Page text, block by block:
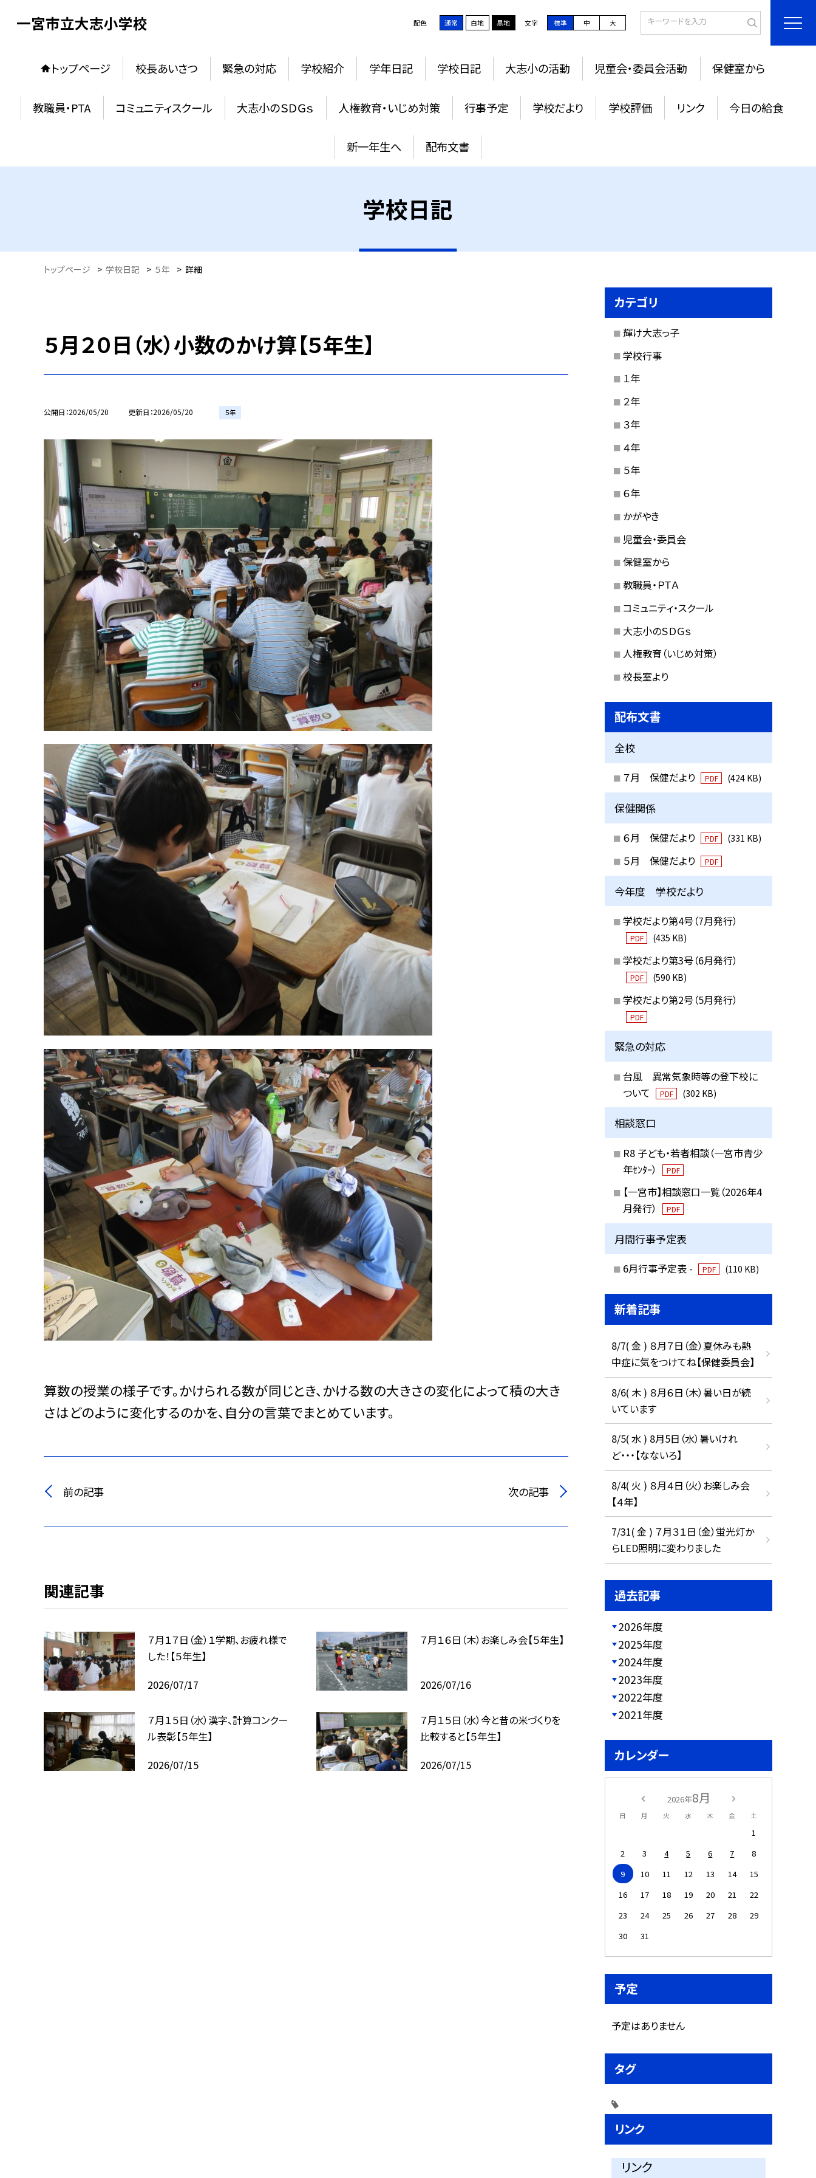
一宮市立大志小学校 配色 通常 白地 黒地 文字 標準 中 大
トップページ 校長あいさつ 緊急の対応 学校紹介 学年日記 学校日記 大志小の活動 児童会・委員会活動 保健室から
教職員・PTA コミュニティスクール 大志小のＳＤＧｓ 人権教育・いじめ対策 行事予定 学校だより 学校評価 リンク 今日の給食
新一年生へ 配布文書
学校日記
トップページ > 学校日記 > ５年 > 詳細
５月２０日（水）小数のかけ算【５年生】
公開日 2026/05/20 更新日 2026/05/20 ５年
算数の授業の様子です。かけられる数が同じとき、かける数の大きさの変化によって積の大き
さはどのように変化するのかを、自分の言葉でまとめています。
前の記事 次の記事
関連記事
７月１７日（金）１学期、お疲れ様で
した！【５年生】
2026/07/17
７月１６日（木）お楽しみ会【５年生】
2026/07/16
７月１５日（水）漢字、計算コンクー
ル表彰【５年生】
2026/07/15
７月１５日（水）今と昔の米づくりを
比較すると【５年生】
2026/07/15
カテゴリ
輝け大志っ子
学校行事
１年
２年
３年
４年
５年
６年
かがやき
児童会・委員会
保健室から
教職員・ＰＴＡ
コミュニティ・スクール
大志小のＳＤＧｓ
人権教育（いじめ対策）
校長室より
配布文書
全校
７月 保健だより PDF (424 KB)
保健関係
６月 保健だより PDF (331 KB)
５月 保健だより PDF
今年度 学校だより
学校だより第4号（7月発行）
PDF (435 KB)
学校だより第3号（6月発行）
PDF (590 KB)
学校だより第2号（5月発行）
PDF
緊急の対応
台風 異常気象時等の登下校に
ついて
PDF (302 KB)
相談窓口
R8 子ども・若者相談（一宮市青少
年ｾﾝﾀｰ）
PDF
【一宮市】相談窓口一覧（2026年4
月発行）
PDF
月間行事予定表
6月行事予定表 - PDF (110 KB)
新着記事
8/7( 金 ) ８月７日（金）夏休みも熱
中症に気をつけてね【保健委員会】
8/6( 木 ) ８月６日（木）暑い日が続
いています
8/5( 水 ) 8月5日（水）暑いけれ
ど・・・【なないろ】
8/4( 火 ) ８月４日（火）お楽しみ会
【４年】
7/31( 金 ) ７月３１日（金）蛍光灯か
らLED照明に変わりました
過去記事
2026年度
2025年度
2024年度
2023年度
2022年度
2021年度
カレンダー
2026年8月
日 月 火 水 木 金 土
1
2
3 4 5 6 7
8
9
10 11 12 13 14
15
16
17 18 19 20 21
22
23
24 25 26 27 28
29
30
31
予定
予定はありません
タグ
リンク
リンク